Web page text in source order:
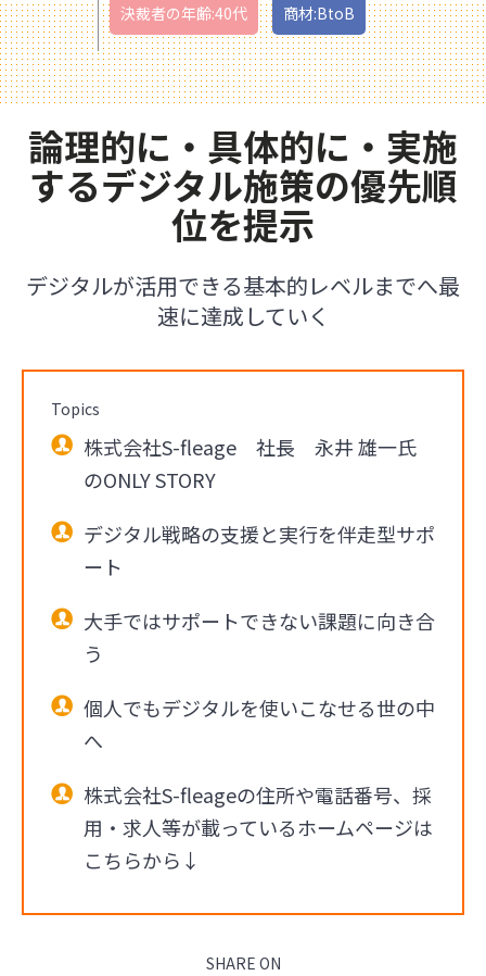
決裁者の年齢:40代 商材:BtoB
論理的に・具体的に・実施
するデジタル施策の優先順
位を提示
デジタルが活用できる基本的レベルまでへ最
速に達成していく
Topics
株式会社S-fleage 社長 永井 雄一氏
のONLY STORY
デジタル戦略の支援と実行を伴走型サポ
ート
大手ではサポートできない課題に向き合
う
個人でもデジタルを使いこなせる世の中
へ
株式会社S-fleageの住所や電話番号、採
用・求人等が載っているホームページは
こちらから↓
SHARE ON